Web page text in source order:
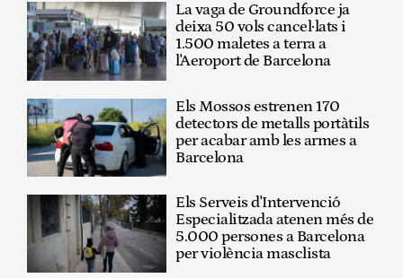
La vaga de Groundforce ja
deixa 50 vols cancel·lats i
1.500 maletes a terra a
l'Aeroport de Barcelona
Els Mossos estrenen 170
detectors de metalls portàtils
per acabar amb les armes a
Barcelona
Els Serveis d'Intervenció
Especialitzada atenen més de
5.000 persones a Barcelona
per violència masclista